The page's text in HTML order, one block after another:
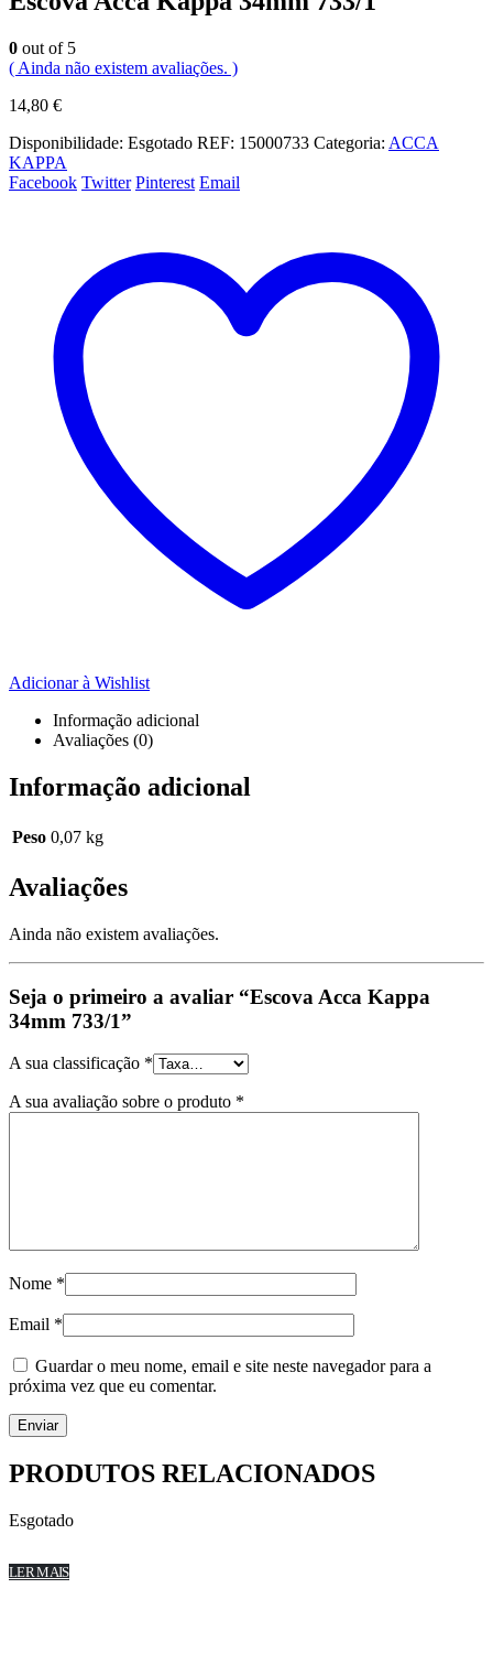
0 out of 5
( Ainda não existem avaliações. )
14,80 €
Disponibilidade: Esgotado REF: 15000733 Categoria: ACCA
KAPPA
Facebook Twitter Pinterest Email
Adicionar à Wishlist
Informação adicional
Avaliações (0)
Informação adicional
Peso 0,07 kg
Avaliações
Ainda não existem avaliações.
Seja o primeiro a avaliar “Escova Acca Kappa
34mm 733/1”
A sua classificação *
A sua avaliação sobre o produto *
Nome *
Email *
Guardar o meu nome, email e site neste navegador para a
próxima vez que eu comentar.
PRODUTOS RELACIONADOS
Esgotado
LER MAIS